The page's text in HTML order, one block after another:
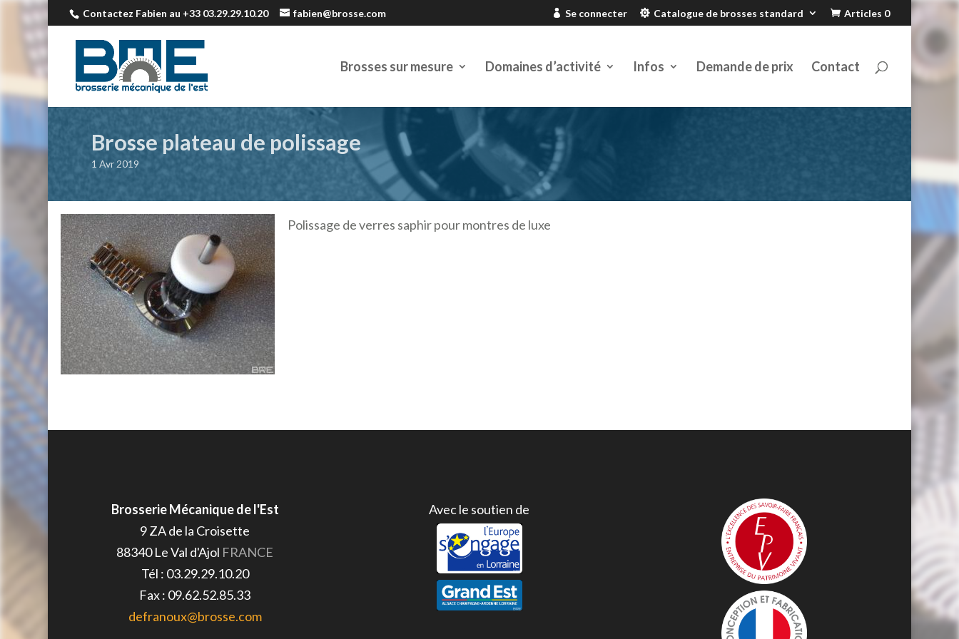
Contactez Fabien au +33 03.29.29.10.20 fabien@brosse.com Se connecter Catalogue de brosses standard Articles 0
Brosses sur mesure Domaines d’activité Infos Demande de prix Contact
Brosse plateau de polissage
1 Avr 2019
Polissage de verres saphir pour montres de luxe
Brosserie Mécanique de l'Est
9 ZA de la Croisette
88340 Le Val d'Ajol FRANCE
Tél : 03.29.29.10.20
Fax : 09.62.52.85.33
defranoux@brosse.com
Avec le soutien de